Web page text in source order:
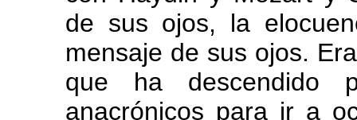
de sus ojos, la
mensaje de sus ojos.
que ha descendido
anacrónicos para ir a